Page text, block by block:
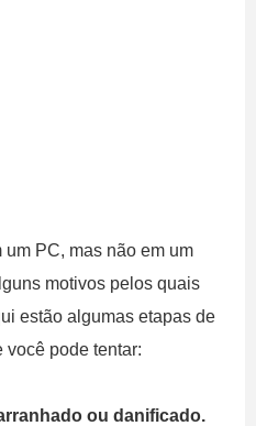
PC, mas não em um
motivos pelos quais
estão algumas etapas de
pode tentar:
ou danificado.